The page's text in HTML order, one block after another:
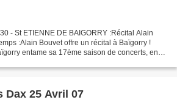
- St ETIENNE DE BAIGORRY :Récital Alain
:Alain Bouvet offre un récital à Baïgorry !
entame sa 17ème saison de concerts, en
Dax 25 Avril 07